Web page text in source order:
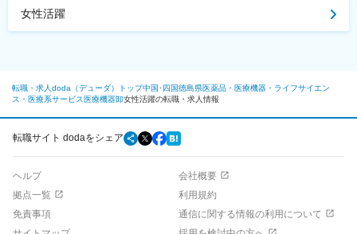
女性活躍
転職・求人doda（デューダ）トップ中国･四国徳島県医薬品・医療機器・ライフサイエン
ス・医療系サービス 医療機器卸女性活躍の転職・求人情報
転職サイト dodaをシェア
ヘルプ
会社概要
拠点一覧
利用規約
免責事項
通信に関する情報の利用について